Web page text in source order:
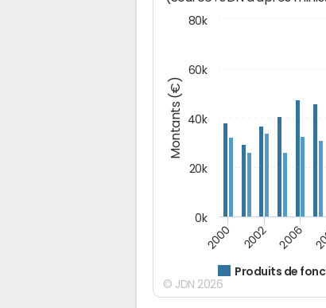
Montants (€)
Produits de
2000 2002 2006
0k
20k
40k
60k
80k
© JDN 2026